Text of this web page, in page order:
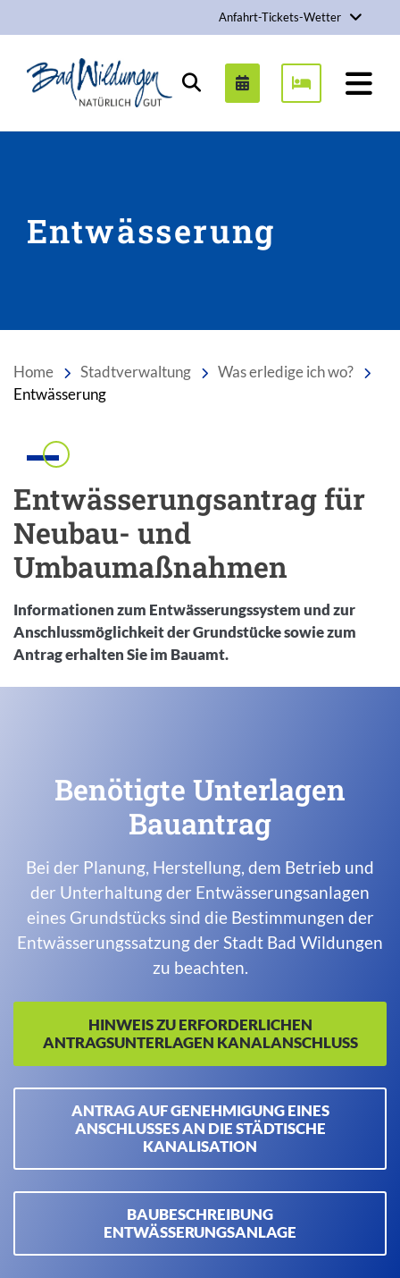
Anfahrt-Tickets-Wetter
Stadt Bad Wildungen
Suchen
Entwässerung
Home Stadtverwaltung
Was erledige ich wo?
Entwässerung
Einleitung
Entwässerungsantrag für
Neubau- und
Umbaumaßnahmen
Informationen zum Entwässerungssystem und zur
Anschlussmöglichkeit der Grundstücke sowie zum
Antrag erhalten Sie im Bauamt.
Benötigte Unterlagen
Bauantrag
Bei der Planung, Herstellung, dem Betrieb und
der Unterhaltung der Entwässerungsanlagen
eines Grundstücks sind die Bestimmungen der
Entwässerungssatzung der Stadt Bad Wildungen
zu beachten.
HINWEIS ZU ERFORDERLICHEN
ANTRAGSUNTERLAGEN KANALANSCHLUSS
ANTRAG AUF GENEHMIGUNG EINES
ANSCHLUSSES AN DIE STÄDTISCHE
KANALISATION
BAUBESCHREIBUNG
ENTWÄSSERUNGSANLAGE